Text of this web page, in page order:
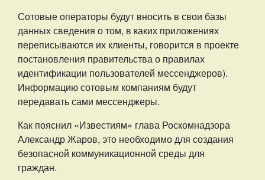
Сотовые операторы будут вносить в свои базы
данных сведения о том, в каких приложениях
переписываются их клиенты, говорится в проекте
постановления правительства о правилах
идентификации пользователей мессенджеров).
Информацию сотовым компаниям будут
передавать сами мессенджеры.
Как пояснил «Известиям» глава Роскомнадзора
Александр Жаров, это необходимо для создания
безопасной коммуникационной среды для
граждан.